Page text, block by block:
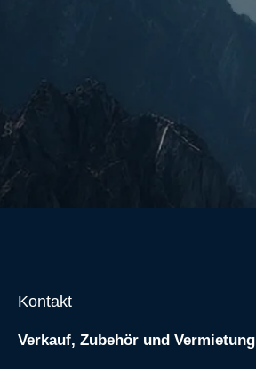
Kontakt
Verkauf, Zubehör und Vermietung